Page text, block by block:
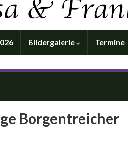
Bildergalerie Termine
Borgentreicher